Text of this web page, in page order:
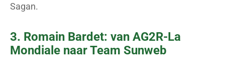
Sagan.
3. Romain Bardet: van AG2R-La
Mondiale naar Team Sunweb